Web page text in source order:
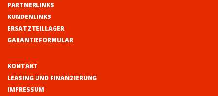
PARTNERLINKS
KUNDENLINKS
ERSATZTEILLAGER
GARANTIEFORMULAR
KONTAKT
LEASING UND FINANZIERUNG
IMPRESSUM